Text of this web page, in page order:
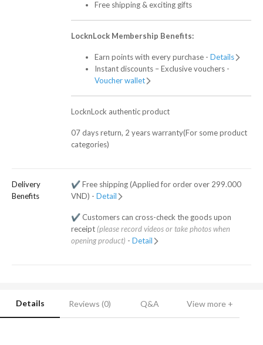
Free shipping & exciting gifts
LocknLock Membership Benefits:
Earn points with every purchase - Details
Instant discounts – Exclusive vouchers -
Voucher wallet
LocknLock authentic product
07 days return, 2 years warranty(For some product
categories)
Delivery
Benefits
✔️ Free shipping (Applied for order over 299.000
VND) - Detail
✔️ Customers can cross-check the goods upon
receipt (please record videos or take photos when
opening product) - Detail
Details Reviews (0) Q&A View more +